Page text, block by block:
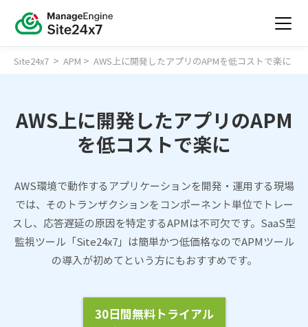
Site24x7 > APM > AWS上に開発したアプリのAPMを低コストで楽に
AWS上に開発したアプリのAPM
を低コストで楽に
AWS環境で動作するアプリケーションを開発・運用する現場
では、そのトランザクションをコンポーネント単位でトレー
スし、応答遅延の原因を特定するAPMは不可欠です。SaaS型
監視ツール「Site24x7」は簡単かつ低価格なのでAPMツール
の導入が初めてという方にもおすすめです。
30日間無料トライアル